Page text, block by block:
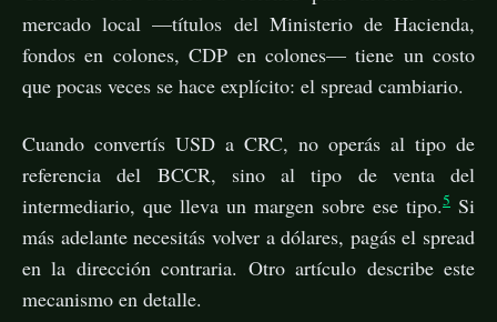
mercado local —títulos del Ministerio de Hacienda,
fondos en colones, CDP en colones— tiene un costo
que pocas veces se hace explícito: el spread cambiario.
Cuando convertís USD a CRC, no operás al tipo de
referencia del BCCR, sino al tipo de venta del
intermediario, que lleva un margen sobre ese tipo.5 Si
más adelante necesitás volver a dólares, pagás el spread
en la dirección contraria. Otro artículo describe este
mecanismo en detalle.